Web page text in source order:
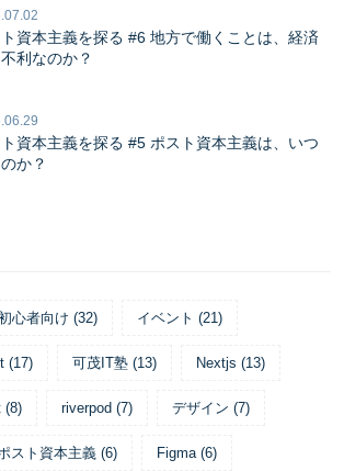
資本主義を探る #6 地方で働くことは、経済
利なのか？
資本主義を探る #5 ポスト資本主義は、いつ
か？
心者向け (32) イベント (21)
(17) 可茂IT塾 (13) Nextjs (13)
(8) riverpod (7) デザイン (7)
スト資本主義 (6) Figma (6)